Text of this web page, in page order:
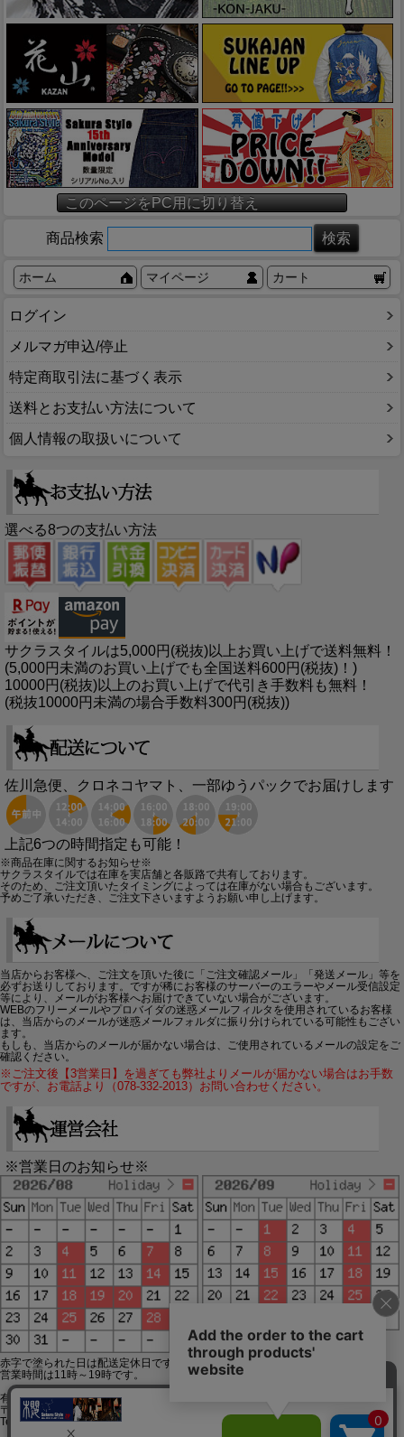
このページをPC用に切り替え
商品検索
ホーム マイページ カート
ログイン
メルマガ申込/停止
特定商取引法に基づく表示
送料とお支払い方法について
個人情報の取扱いについて
選べる8つの支払い方法
サクラスタイルは5,000円(税抜)以上お買い上げで送料無料！
(5,000円未満のお買い上げでも全国送料600円(税抜)！)
10000円(税抜)以上のお買い上げで代引き手数料も無料！
(税抜10000円未満の場合手数料300円(税抜))
佐川急便、クロネコヤマト、一部ゆうパックでお届けします
上記6つの時間指定も可能！
※商品在庫に関するお知らせ※
サクラスタイルでは在庫を実店舗と各販路で共有しております。
そのため、ご注文頂いたタイミングによっては在庫がない場合もございます。
予めご了承いただき、ご注文下さいますようお願い申し上げます。
当店からお客様へ、ご注文を頂いた後に「ご注文確認メール」「発送メール」等を
必ずお送りしております。ですが稀にお客様のサーバーのエラーやメール受信設定
等により、メールがお客様へお届けできていない場合がございます。
WEBのフリーメールやプロバイダの迷惑メールフィルタを使用されているお客様
は、当店からのメールが迷惑メールフォルダに振り分けられている可能性もござい
ます。
もしも、当店からのメールが届かない場合は、ご使用されているメールの設定をご
確認ください。
※ご注文後【3営業日】を過ぎても弊社よりメールが届かない場合はお手数
ですが、お電話より（078-332-2013）お問い合わせください。
※営業日のお知らせ※
赤字で塗られた日は配送定休日です。
営業時間は11時～19時です。
有限会社ジップジップ SakuraStyle通販事業部
〒650-0021 神戸市中央区三宮町3-9-19イトウビル1,4F
Tel:078-332-2013 FAX:078-333-6644